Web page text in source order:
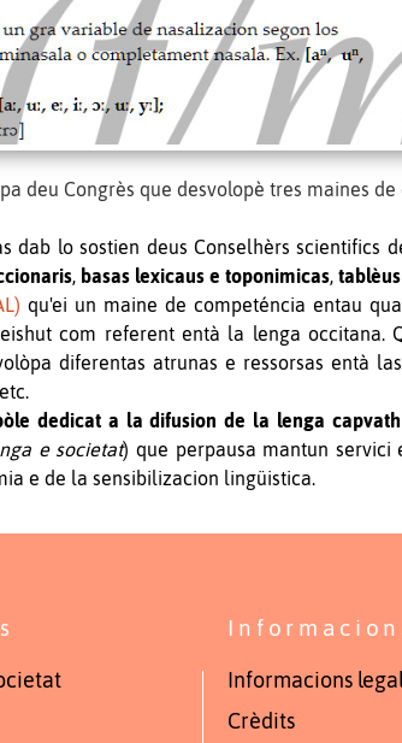
deu Congrès que desvolopè tres maines
dab lo sostien deus Conselhèrs scientifics
, basas lexicaus e toponimicas,
qu'ei un maine de competéncia entau
com referent entà la lenga occitana.
diferentas atrunas e ressorsas entà
dedicat a la difusion de la lenga
e societat) que perpausa mantun servici
e de la sensibilizacion lingüistica.
Informacions
Crèdits